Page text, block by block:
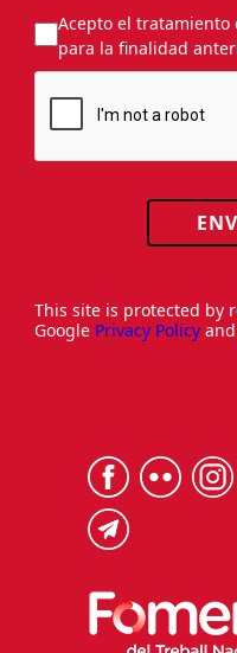
Acepto el tratamiento
para la finalidad
This site is protected by
Google Privacy Policy and